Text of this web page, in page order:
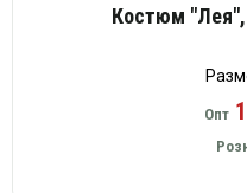
Костюм
Опт